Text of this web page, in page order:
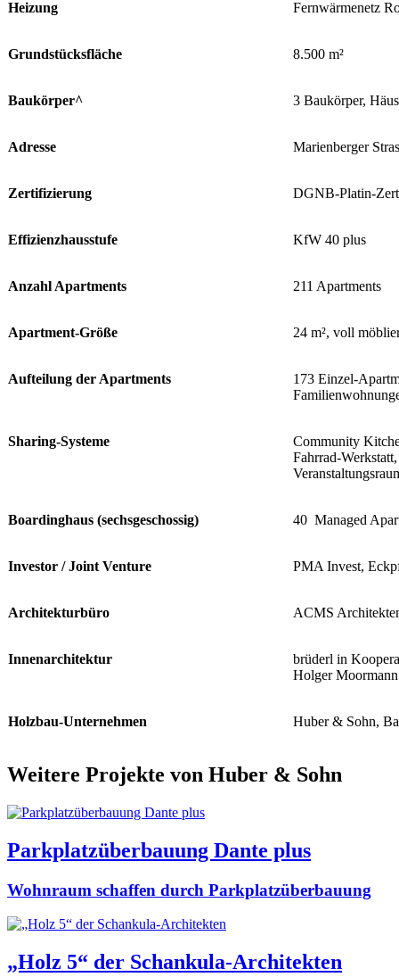
Heizung Fernwärmenetz
Grundstücksfläche 8.500 m²
Baukörper^ 3 Baukörper,
Adresse Marienberger
Zertifizierung DGNB-Platin-
Effizienzhausstufe KfW 40 plus
Anzahl Apartments 211 Apartments
Apartment-Größe 24 m², voll
Aufteilung der Apartments
173 Einzel-
Sharing-Systeme
Community
Fahrrad-
Boardinghaus (sechsgeschossig) 40 Managed
Investor / Joint Venture PMA Invest,
Architekturbüro ACMS
Innenarchitektur
brüderl in
Holger Moormann
Holzbau-Unternehmen Huber & Sohn,
Weitere Projekte von Huber & Sohn
Parkplatzüberbauung Dante plus
Wohnraum schaffen durch Parkplatzüberbauung
„Holz 5“ der Schankula-Architekten